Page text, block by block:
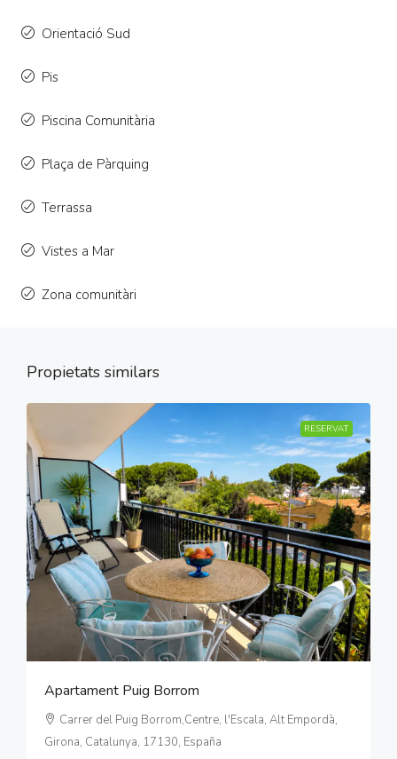
Orientació Sud
Pis
Piscina Comunitària
Plaça de Pàrquing
Terrassa
Vistes a Mar
Zona comunitàri
Propietats similars
RESERVAT
Apartament Puig Borrom
Carrer del Puig Borrom,Centre, l'Escala, Alt Empordà,
Girona, Catalunya, 17130, España